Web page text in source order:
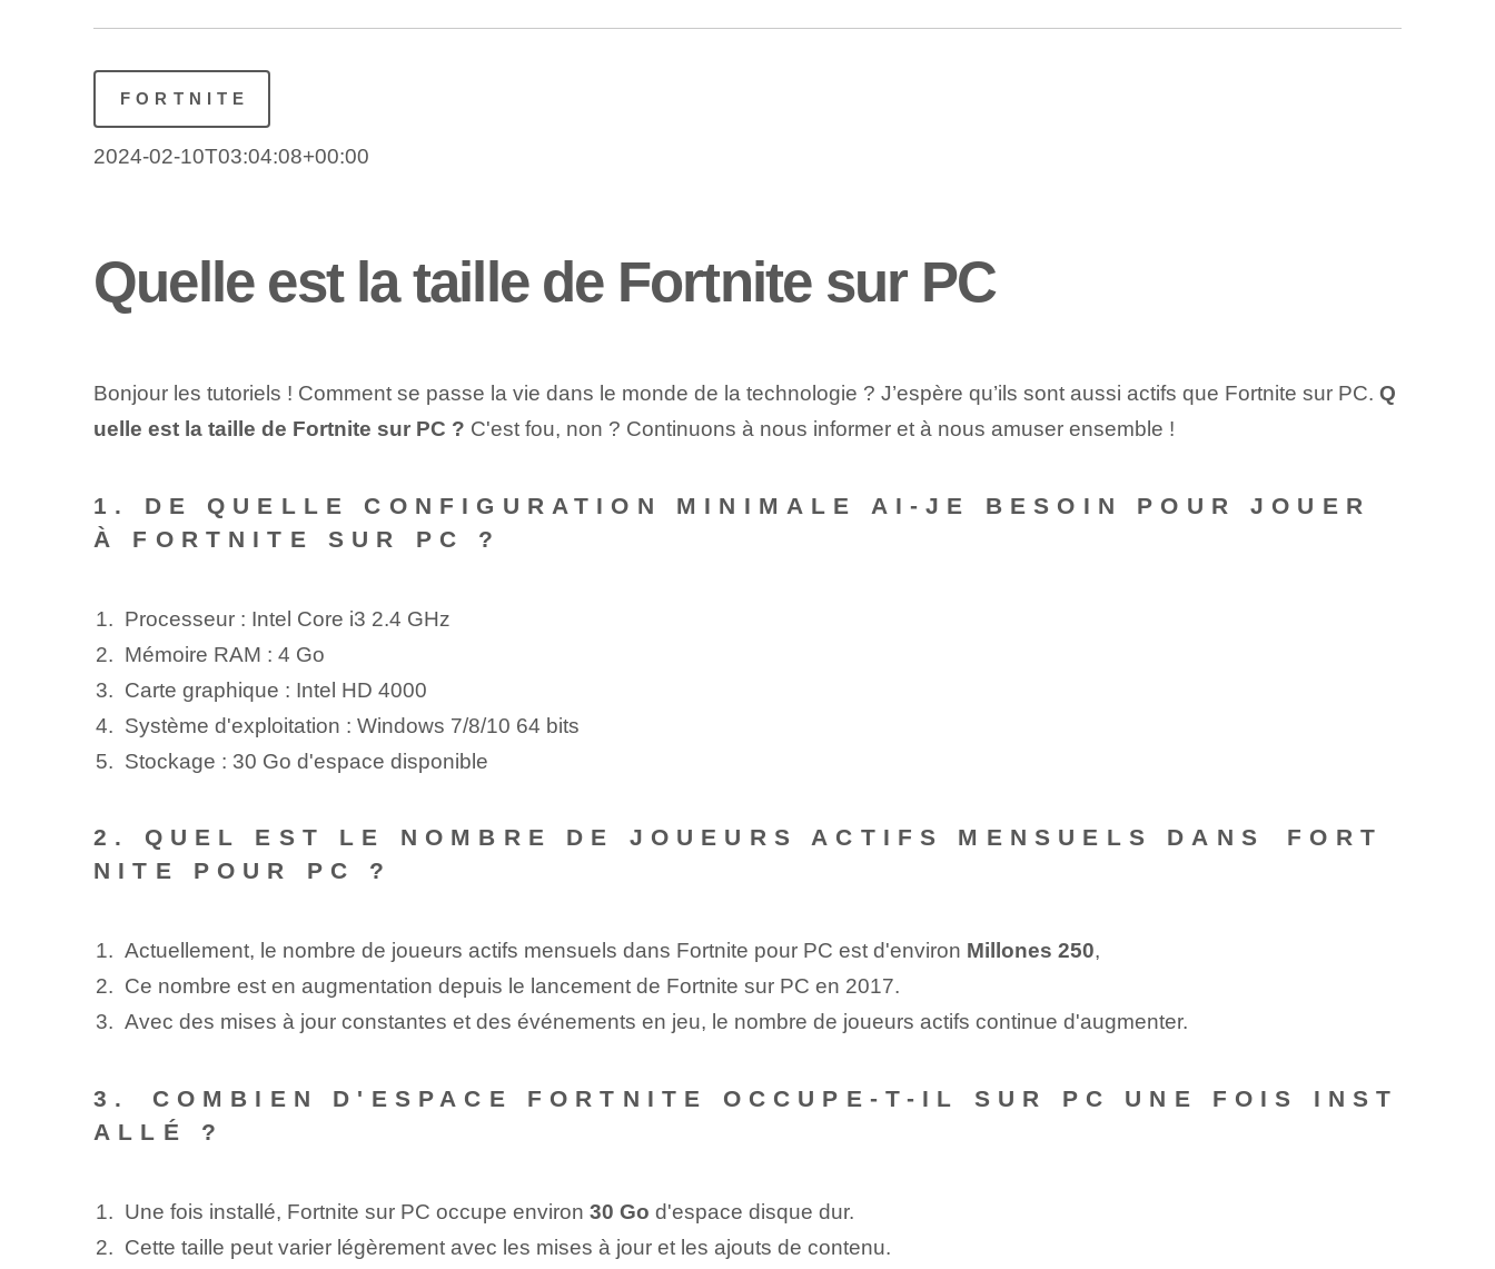
FORTNITE
2024-02-10T03:04:08+00:00
Quelle est la taille de Fortnite sur PC
Bonjour les tutoriels ! Comment se passe la vie dans le monde de la technologie ? J’espère qu’ils sont aussi actifs que Fortnite sur PC. Q
uelle est la taille de Fortnite sur PC ? C'est fou, non ? Continuons à nous informer et à nous amuser ensemble !
1. DE QUELLE CONFIGURATION MINIMALE AI-JE BESOIN POUR JOUER
À FORTNITE SUR PC ?
Processeur : Intel ⁤Core ​i3 2.4 GHz
Mémoire RAM :‌ 4‍ Go
Carte graphique : Intel HD⁤ 4000
Système d'exploitation : Windows 7/8/10 64 bits
Stockage : 30 Go d'espace disponible
2.​ QUEL EST LE NOMBRE DE JOUEURS ACTIFS MENSUELS DANS⁢ FORT
NITE​ POUR PC ?
Actuellement, le nombre de joueurs actifs mensuels dans Fortnite pour PC est d'environ Millones 250,
Ce nombre est en augmentation depuis le lancement de Fortnite sur PC en 2017.
Avec des mises à jour constantes et des événements en jeu, le nombre de joueurs actifs continue d'augmenter.
3.⁢ COMBIEN D'ESPACE FORTNITE OCCUPE-T-IL SUR PC UNE FOIS INST
ALLÉ ?
Une fois installé, Fortnite sur PC occupe environ 30‍ Go d'espace disque dur.
Cette taille ‌peut varier légèrement avec les mises à jour et les ajouts de contenu.